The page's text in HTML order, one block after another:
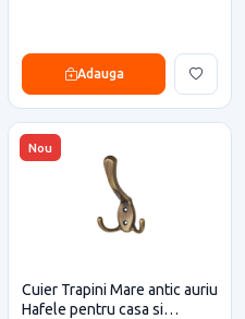
Adauga
Nou
Cuier Trapini Mare antic auriu
Hafele pentru casa si